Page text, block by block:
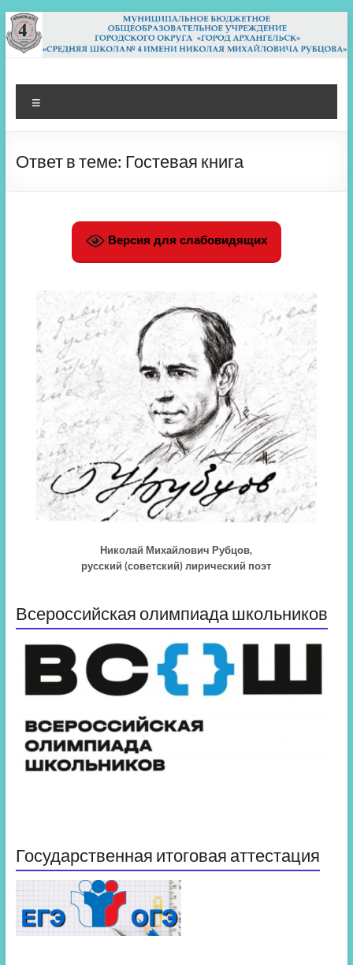
Перейти
к
содержимому
МБОУ СШ 4
Архангельск
Ответ в теме: Гостевая книга
Версия для слабовидящих
Николай Михайлович Рубцов,
русский (советский) лирический поэт
Всероссийская олимпиада школьников
Государственная итоговая аттестация